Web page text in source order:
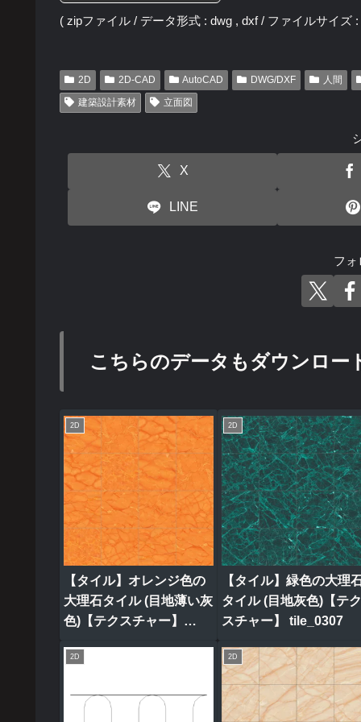
( zipファイル / データ形式 : dwg , dxf / ファイルサイズ :
2D 2D-CAD AutoCAD DWG/DXF 人間
建築設計素材
立面図
X
LINE
フォ
こちらのデータもダウンロー
2D
【タイル】オレンジ色の
大理石タイル (目地薄い灰
色)【テクスチャー】
2D
【タイル】緑色の大理
タイル (目地灰色)【テク
スチャー】 tile_0307
2D 2D